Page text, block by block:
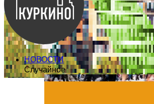
НОВОСТИ
Случайное